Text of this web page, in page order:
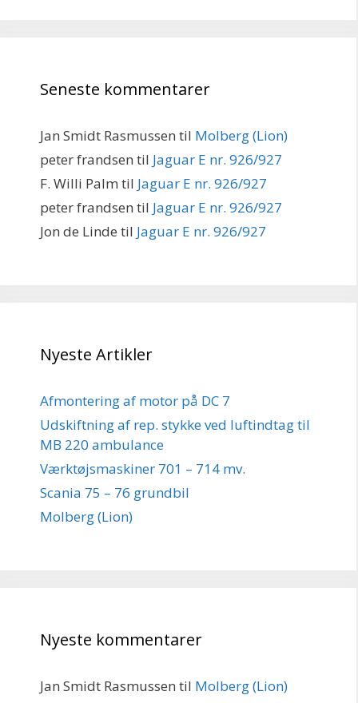
Seneste kommentarer
Jan Smidt Rasmussen til Molberg (Lion)
peter frandsen til Jaguar E nr. 926/927
F. Willi Palm til Jaguar E nr. 926/927
peter frandsen til Jaguar E nr. 926/927
Jon de Linde til Jaguar E nr. 926/927
Nyeste Artikler
Afmontering af motor på DC 7
Udskiftning af rep. stykke ved luftindtag til
MB 220 ambulance
Værktøjsmaskiner 701 – 714 mv.
Scania 75 – 76 grundbil
Molberg (Lion)
Nyeste kommentarer
Jan Smidt Rasmussen til Molberg (Lion)